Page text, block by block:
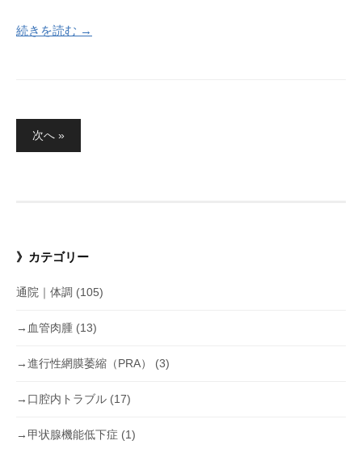
続きを読む →
投
ー
送
り
次へ »
》カテゴリー
通院｜体調 (105)
→血管肉腫 (13)
→進行性網膜萎縮（PRA） (3)
→口腔内トラブル (17)
→甲状腺機能低下症 (1)